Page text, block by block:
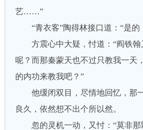
艺……”
“青衣客”陶得林接口道：“是的
方震心中大疑，忖道：“阎铁翰
呢？而那秦蒙天也不过只教我一天
的内功来教我吧？”
他缓闭双目，尽情地回忆，那
良久，依然想不出个所以然。
忽的灵机一动，又忖：“莫非那